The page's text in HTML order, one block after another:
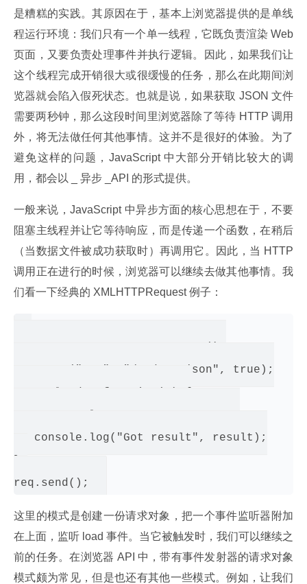
是糟糕的实践。其原因在于，基本上浏览器提供的是单线
程运行环境：我们只有一个单一线程，它既负责渲染 Web
页面，又要负责处理事件并执行逻辑。因此，如果我们让
这个线程完成开销很大或很缓慢的任务，那么在此期间浏
览器就会陷入假死状态。也就是说，如果获取 JSON 文件
需要两秒钟，那么这段时间里浏览器除了等待 HTTP 调用
外，将无法做任何其他事情。这并不是很好的体验。为了
避免这样的问题，JavaScript 中大部分开销比较大的调
用，都会以 _ 异步 _API 的形式提供。
一般来说，JavaScript 中异步方面的核心思想在于，不要
阻塞主线程并让它等待响应，而是传递一个函数，在稍后
（当数据文件被成功获取时）再调用它。因此，当 HTTP
调用正在进行的时候，浏览器可以继续去做其他事情。我
们看一下经典的 XMLHTTPRequest 例子：
req.open("GET", "/mydata.json", true);
   console.log("Got result", result);
这里的模式是创建一份请求对象，把一个事件监听器附加
在上面，监听 load 事件。当它被触发时，我们可以继续之
前的任务。在浏览器 API 中，带有事件发射器的请求对象
模式颇为常见，但是也还有其他一些模式。例如，让我们